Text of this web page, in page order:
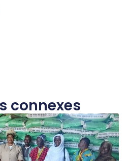
connexes